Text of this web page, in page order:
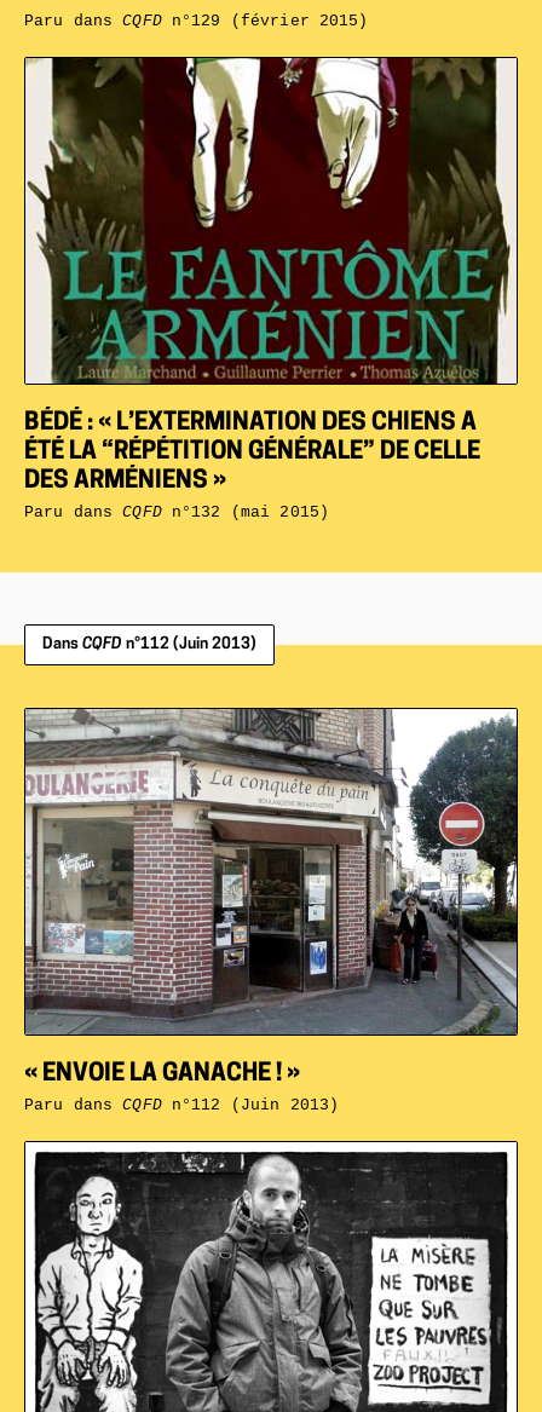
BÉDÉ : « L’EXTERMINATION DES CHIENS A
ÉTÉ LA “RÉPÉTITION GÉNÉRALE” DE CELLE
DES ARMÉNIENS »
Paru dansCQFDn°132 (mai 2015)
Paru dansCQFDn°129 (février 2015)
Dans CQFD n°112 (Juin 2013)
« ENVOIE LA GANACHE ! »
Paru dansCQFDn°112 (Juin 2013)